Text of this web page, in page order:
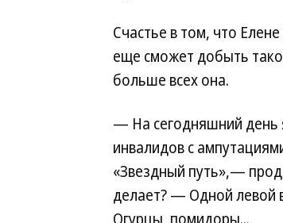
Счастье в том, что
еще сможет добыть
больше всех она.
— На сегодняшний день
инвалидов с
«Звездный путь»,—
делает? — Одной левой